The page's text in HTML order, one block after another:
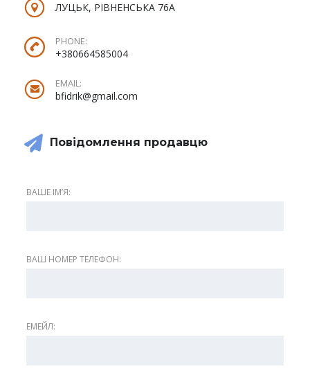
ЛУЦЬК, РІВНЕНСЬКА 76А
PHONE:
+380664585004
EMAIL:
bfidrik@gmail.com
Повідомлення продавцю
ВАШЕ ІМʼЯ:
ВАШ НОМЕР ТЕЛЕФОН:
ЕМЕЙЛ: